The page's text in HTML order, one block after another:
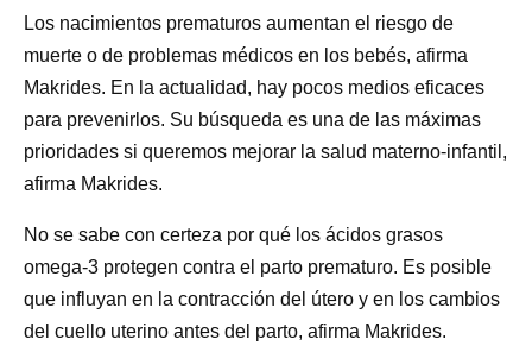
Los nacimientos prematuros aumentan el riesgo de
muerte o de problemas médicos en los bebés, afirma
Makrides. En la actualidad, hay pocos medios eficaces
para prevenirlos. Su búsqueda es una de las máximas
prioridades si queremos mejorar la salud materno-infantil,
afirma Makrides.
No se sabe con certeza por qué los ácidos grasos
omega-3 protegen contra el parto prematuro. Es posible
que influyan en la contracción del útero y en los cambios
del cuello uterino antes del parto, afirma Makrides.